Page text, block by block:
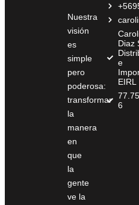
Nuestra
visión
es
simple
pero
poderosa:
transformar
la
manera
en
que
la
gente
ve la
Diaz
e
EIRL
6